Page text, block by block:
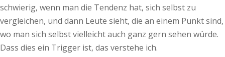
schwierig, wenn man die Tendenz hat, sich selbst zu
vergleichen, und dann Leute sieht, die an einem Punkt sind,
wo man sich selbst vielleicht auch ganz gern sehen würde.
Dass dies ein Trigger ist, das verstehe ich.